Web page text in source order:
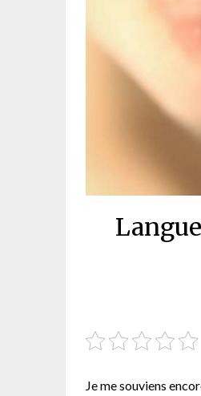
Je me souviens